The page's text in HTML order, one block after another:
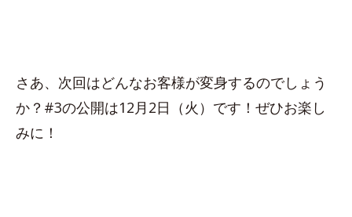
さあ、次回はどんなお客様が変身するのでしょう
か？#3の公開は12月2日（火）です！ぜひお楽し
みに！